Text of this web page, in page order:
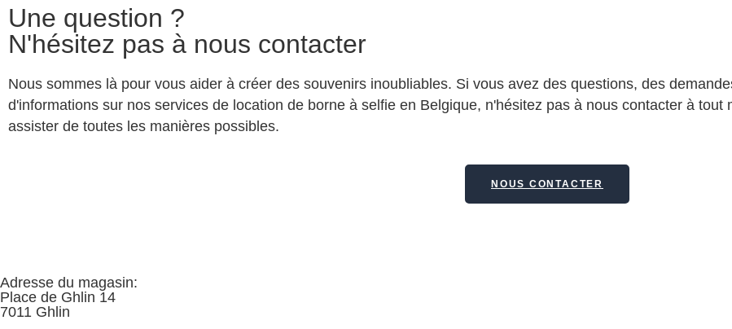
Une question ?
N'hésitez pas à nous contacter
Nous sommes là pour vous aider à créer des souvenirs inoubliables. Si vous avez des questions, des
d'informations sur nos services de location de borne à selfie en Belgique, n'hésitez pas à nous contacter à tout
assister de toutes les manières possibles.
NOUS CONTACTER
Adresse du magasin:
Place de Ghlin 14
7011 Ghlin